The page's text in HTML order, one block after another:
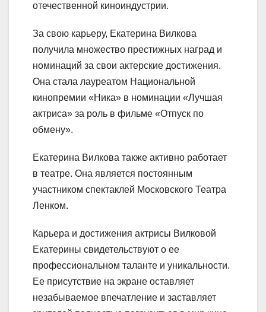
отечественной киноиндустрии.
За свою карьеру, Екатерина Вилкова
получила множество престижных наград и
номинаций за свои актерские достижения.
Она стала лауреатом Национальной
кинопремии «Ника» в номинации «Лучшая
актриса» за роль в фильме «Отпуск по
обмену».
Екатерина Вилкова также активно работает
в театре. Она является постоянным
участником спектаклей Московского Театра
Ленком.
Карьера и достижения актрисы Вилковой
Екатерины свидетельствуют о ее
профессиональном таланте и уникальности.
Ее присутствие на экране оставляет
незабываемое впечатление и заставляет